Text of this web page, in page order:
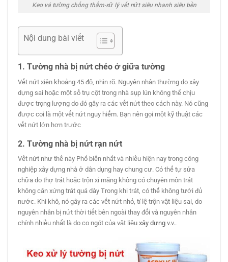
Keo vá tường chống thấm-xử lý vết nứt siêu nhanh siêu bền
Nội dung bài viết
1. Tường nhà bị nứtchéo ở giữa tường
Vết nứt xiên khoảng 45 độ, nhìn rõ. Nguyên nhân thường do xây
dựng sai hoặc một số trụ cột trong nhà sụp lún không thể chịu
được trọng lượng do đó gây ra các vết nứt theo cách này. Nó cũng
được coi là một vết nứt nguy hiểm. Bạn nên gọi một kỹ thuật các
vết nứt lớn hơn trước
2. Tường nhà bị nứt rạnnứt
Vết nứt như thế này Phổ biến nhất và nhiều hiện nay trong công
nghiệp xây dựng nhà ở dân dụng hay chung cư. Có thể tự sửa
chữa do thợ trát hoặc trộn xi măng không có chuyên môn trát
không cân xứng trát quá dày Trong khi trát, có thể không tưới đủ
nước. Khi khô, nó gây ra các vết nứt nhỏ, tỉ lệ trộn vật liệu sai, do
nguyên nhân bị nứt thời tiết bên ngoài thay đổi và nguyên nhân
chính nhiều nhất là do co ngót của vật liệuxây dựng v.v..